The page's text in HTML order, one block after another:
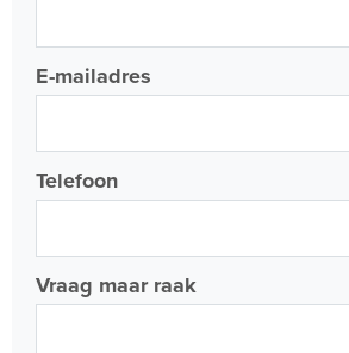
E-mailadres
Telefoon
Vraag maar raak